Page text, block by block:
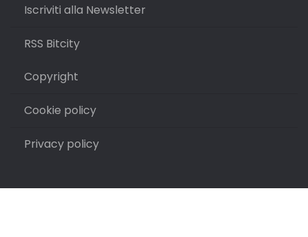
Iscriviti alla Newsletter
RSS Bitcity
Copyright
Cookie policy
Privacy policy